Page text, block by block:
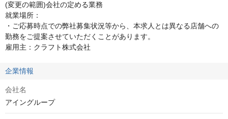
(変更の範囲)会社の定める業務
就業場所：
・ご応募時点での弊社募集状況等から、本求人とは異なる店舗への
勤務をご提案させていただくことがあります。
雇用主：クラフト株式会社
企業情報
会社名
アイングループ